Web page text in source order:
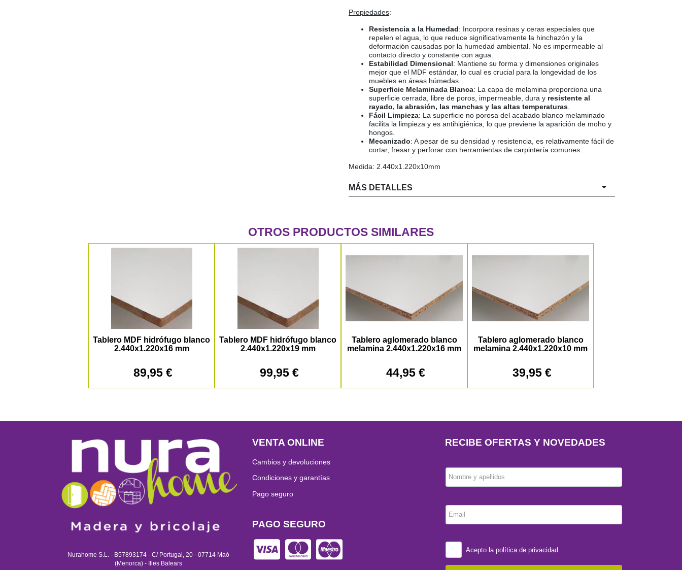
Propiedades:
Resistencia a la Humedad: Incorpora resinas y ceras especiales que
repelen el agua, lo que reduce significativamente la hinchazón y la
deformación causadas por la humedad ambiental. No es impermeable al
contacto directo y constante con agua.
Estabilidad Dimensional: Mantiene su forma y dimensiones originales
mejor que el MDF estándar, lo cual es crucial para la longevidad de los
muebles en áreas húmedas.
Superficie Melaminada Blanca: La capa de melamina proporciona una
superficie cerrada, libre de poros, impermeable, dura y resistente al
rayado, la abrasión, las manchas y las altas temperaturas
Fácil Limpieza: La superficie no porosa del acabado blanco melaminado
facilita la limpieza y es antihigiénica, lo que previene la aparición de moho y
hongos.
Mecanizado: A pesar de su densidad y resistencia, es relativamente fácil de
cortar, fresar y perforar con herramientas de carpintería comunes.
Medida: 2.440x1.220x10mm
MÁS DETALLES
OTROS PRODUCTOS SIMILARES
Tablero MDF hidrófugo blanco
2.440x1.220x16 mm
89,95 €
Tablero MDF hidrófugo blanco
2.440x1.220x19 mm
99,95 €
Tablero aglomerado blanco
melamina 2.440x1.220x16 mm
44,95 €
Tablero aglomerado blanco
melamina 2.440x1.220x10 mm
39,95 €
Nurahome S.L. - B57893174 - C/ Portugal, 20 - 07714 Maó
(Menorca) - Illes Balears
VENTA ONLINE
Cambios y devoluciones
Condiciones y garantías
Pago seguro
PAGO SEGURO
RECIBE OFERTAS Y NOVEDADES
Nombre y apellidos
Email
Acepto la política de privacidad